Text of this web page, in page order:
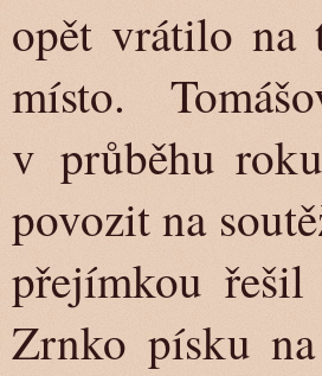
opět vrátilo na
místo.
v průběhu
povozit na
přejímkou
Zrnko písku